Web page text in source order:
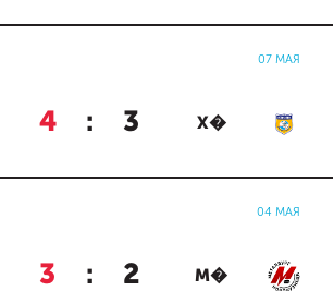
07 МАЯ
4 : 3 Х�
04 МАЯ
3 : 2 М�